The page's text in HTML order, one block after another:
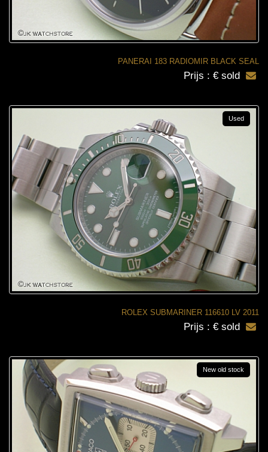
PANERAI 183 RADIOMIR BLACK SEAL
Prijs : € sold
ROLEX SUBMARINER 116610 LV 2011
Used
Prijs : € sold
New old stock